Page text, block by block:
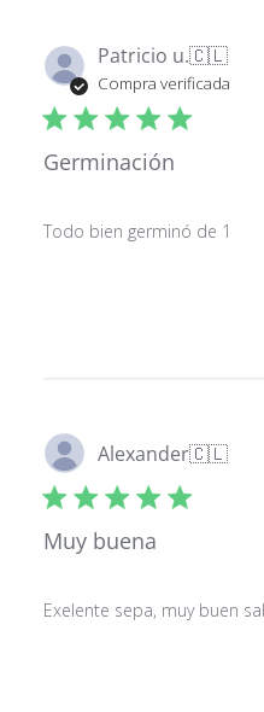
Patricio u.🇨🇱
Compra verificada
Germinación
Todo bien germinó de 1
Alexander🇨🇱
Muy buena
Exelente sepa, muy buen